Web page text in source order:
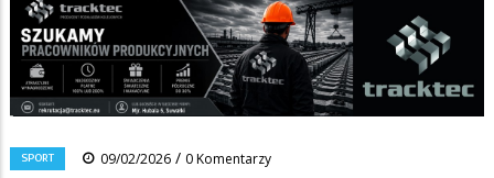
Ścieżka
nawigacyjna
Strona główna Wiadomości/Sport/
Czerwona kartka legendy, zamieszanie i szczęśliwe zakończenie dla
Necka
FacebookPinterest Tumblr
SPORT 09/02/2026 / 0 Komentarzy